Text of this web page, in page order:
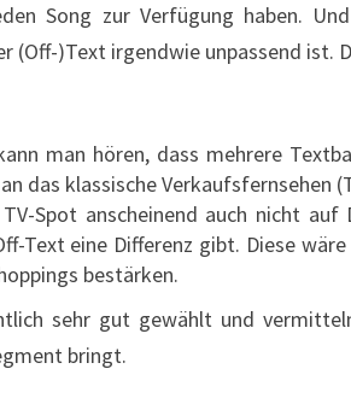
Song zur Verfügung haben.
(Off-)Text irgendwie unpassend ist.
man hören, dass mehrere
das klassische Verkaufsfernsehen
Spot anscheinend auch nicht
Text eine Differenz gibt. Diese
bestärken.
sehr gut gewählt und
bringt.